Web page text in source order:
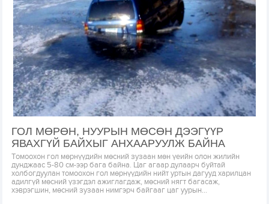
ГОЛ МӨРӨН, НУУРЫН МӨСӨН ДЭЭГҮҮР
ЯВАХГҮЙ БАЙХЫГ АНХААРУУЛЖ БАЙНА
Томоохон гол мөрнүүдийн мөсний зузаан мөн үеийн олон жилийн
дунджаас 5-80 см-ээр бага байна. Цаг агаар дулаарч буйтай
холбогдуулан томоохон гол мөрнүүдийн нийт уртын дагууд харилцан
адилгүй мөсний үзэгдэл ажиглагдаж, мөсний нягт багасаж,
хэврэгшин, мөсний зузаан нимгэрч байгааг цаг уурын...